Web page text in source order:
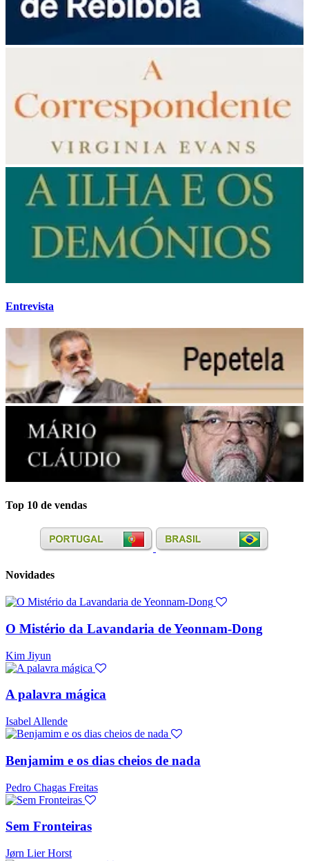
Entrevista
Top 10 de vendas
Novidades
O Mistério da Lavandaria de Yeonnam-Dong
Kim Jiyun
A palavra mágica
Isabel Allende
Benjamim e os dias cheios de nada
Pedro Chagas Freitas
Sem Fronteiras
Jørn Lier Horst